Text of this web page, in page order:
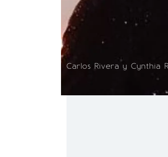
Carlos Rivera y Cynthia